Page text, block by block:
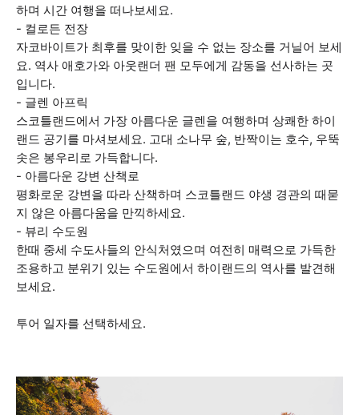
하며 시간 여행을 떠나보세요.
- 컬로든 전장
자코바이트가 최후를 맞이한 잊을 수 없는 장소를 거닐어 보세
요. 역사 애호가와 아웃랜더 팬 모두에게 감동을 선사하는 곳
입니다.
- 글렌 아프릭
스코틀랜드에서 가장 아름다운 글렌을 여행하며 상쾌한 하이
랜드 공기를 마셔보세요. 고대 소나무 숲, 반짝이는 호수, 우뚝
솟은 봉우리로 가득합니다.
- 아름다운 강변 산책로
평화로운 강변을 따라 산책하며 스코틀랜드 야생 경관의 때묻
지 않은 아름다움을 만끽하세요.
- 뷰리 수도원
한때 중세 수도사들의 안식처였으며 여전히 매력으로 가득한
조용하고 분위기 있는 수도원에서 하이랜드의 역사를 발견해
보세요.
투어 일자를 선택하세요.